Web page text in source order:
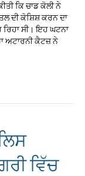
ਕਿ ਚਾਡ ਕੋਲੀ ਨੇ
ਦੀ ਕੋਸ਼ਿਸ਼ ਕਰਨ ਦਾ
ਸੀ। ਇਹ ਘਟਨਾ
ਅਟਾਰਨੀ ਕੈਟਜ਼ ਨੇ
ਵਿੱਚ